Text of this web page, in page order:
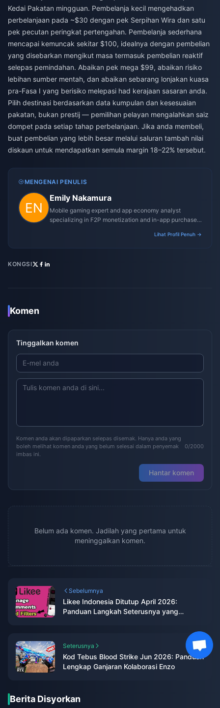
Kedai Pakatan mingguan. Pembelanja kecil mengehadkan
perbelanjaan pada ~$30 dengan pek Serpihan Wira dan satu
pek pecutan peringkat pertengahan. Pembelanja sederhana
mencapai kemuncak sekitar $100, idealnya dengan pembelian
yang disebarkan mengikut masa termasuk pembelian reaktif
selepas pemindahan. Abaikan pek mega $99, abaikan risiko
lebihan sumber mentah, dan abaikan sebarang lonjakan kuasa
pra-Fasa I yang berisiko melepasi had kerajaan sasaran anda.
Pilih destinasi berdasarkan data kumpulan dan kesesuaian
pakatan, bukan prestij — pemilihan pelayan mengalahkan saiz
dompet pada setiap tahap perbelanjaan. Jika anda membeli,
buat pembelian yang lebih besar melalui saluran tambah nilai
diskaun untuk mendapatkan semula margin 18–22% tersebut.
MENGENAI PENULIS
Emily Nakamura
Mobile gaming expert and app economy analyst
specializing in F2P monetization and in-app purchase
Lihat Profil Penuh →
KONGSI
Komen
Tinggalkan komen
Komen anda akan dipaparkan selepas disemak. Hanya anda yang
boleh melihat komen anda yang belum selesai dalam penyemak
imbas ini.
0/2000
Hantar komen
Belum ada komen. Jadilah yang pertama untuk
meninggalkan komen.
Sebelumnya
Likee Indonesia Ditutup April 2026:
Panduan Langkah Seterusnya yang
Seterusnya
Kod Tebus Blood Strike Jun 2026: Panduan
Lengkap Ganjaran Kolaborasi Enzo
Berita Disyorkan